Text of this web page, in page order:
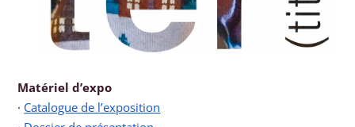
Matériel d’expo
· Catalogue de l’exposition